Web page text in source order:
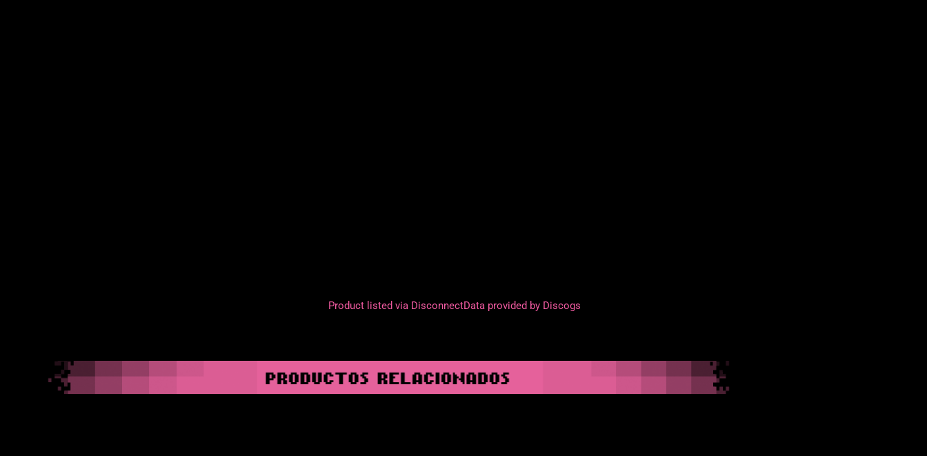
Product listed via DisconnectData provided by Discogs